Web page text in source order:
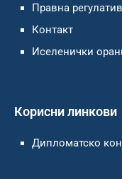
Правна
Контакт
Иселенички
Корисни линкови
Дипломатско